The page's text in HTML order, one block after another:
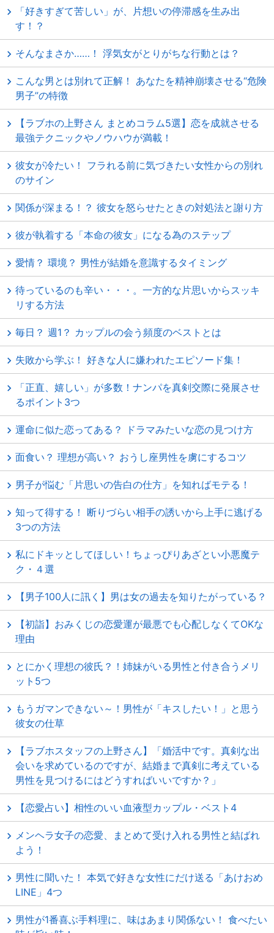
「好きすぎて苦しい」が、片想いの停滞感を生み出
す！？
そんなまさか……！ 浮気女がとりがちな行動とは？
こんな男とは別れて正解！ あなたを精神崩壊させる“危険
男子”の特徴
【ラブホの上野さん まとめコラム5選】恋を成就させる
最強テクニックやノウハウが満載！
彼女が冷たい！ フラれる前に気づきたい女性からの別れ
のサイン
関係が深まる！？ 彼女を怒らせたときの対処法と謝り方
彼が執着する「本命の彼女」になる為のステップ
愛情？ 環境？ 男性が結婚を意識するタイミング
待っているのも辛い・・・。一方的な片思いからスッキ
リする方法
毎日？ 週1？ カップルの会う頻度のベストとは
失敗から学ぶ！ 好きな人に嫌われたエピソード集！
「正直、嬉しい」が多数！ナンパを真剣交際に発展させ
るポイント3つ
運命に似た恋ってある？ ドラマみたいな恋の見つけ方
面食い？ 理想が高い？ おうし座男性を虜にするコツ
男子が悩む「片思いの告白の仕方」を知ればモテる！
知って得する！ 断りづらい相手の誘いから上手に逃げる
3つの方法
私にドキッとしてほしい！ちょっぴりあざとい小悪魔テ
ク・４選
【男子100人に訊く】男は女の過去を知りたがっている？
【初詣】おみくじの恋愛運が最悪でも心配しなくてOKな
理由
とにかく理想の彼氏？！姉妹がいる男性と付き合うメリ
ット5つ
もうガマンできない～！男性が「キスしたい！」と思う
彼女の仕草
【ラブホスタッフの上野さん】「婚活中です。真剣な出
会いを求めているのですが、結婚まで真剣に考えている
男性を見つけるにはどうすればいいですか？」
【恋愛占い】相性のいい血液型カップル・ベスト4
メンヘラ女子の恋愛、まとめて受け入れる男性と結ばれ
よう！
男性に聞いた！ 本気で好きな女性にだけ送る「あけおめ
LINE」4つ
男性が1番喜ぶ手料理に、味はあまり関係ない！ 食べたい